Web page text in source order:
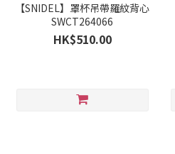
【SNIDEL】罩杯吊帶羅紋背心
SWCT264066
HK$510.00